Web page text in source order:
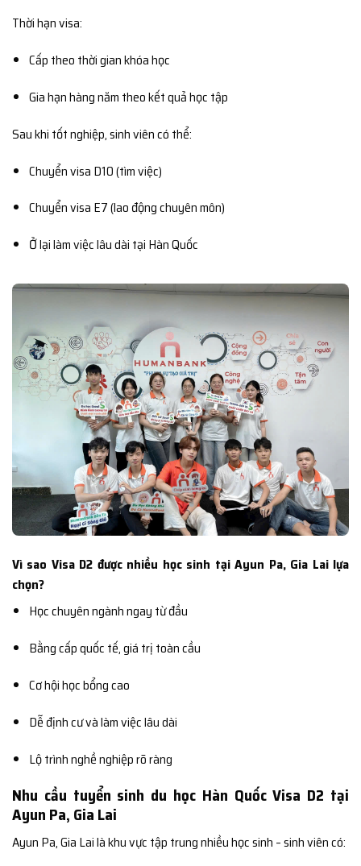
Thời hạn visa:
Cấp theo thời gian khóa học
Gia hạn hàng năm theo kết quả học tập
Sau khi tốt nghiệp, sinh viên có thể:
Chuyển visa D10 (tìm việc)
Chuyển visa E7 (lao động chuyên môn)
Ở lại làm việc lâu dài tại Hàn Quốc
Vì sao Visa D2 được nhiều học sinh tại Ayun Pa, Gia Lai lựa
chọn?
Học chuyên ngành ngay từ đầu
Bằng cấp quốc tế, giá trị toàn cầu
Cơ hội học bổng cao
Dễ định cư và làm việc lâu dài
Lộ trình nghề nghiệp rõ ràng
Nhu cầu tuyển sinh du học Hàn Quốc Visa D2 tại
Ayun Pa, Gia Lai
Ayun Pa, Gia Lai là khu vực tập trung nhiều học sinh – sinh viên có: